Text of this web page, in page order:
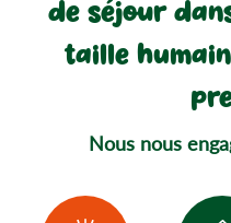
de séjour
taille
Nous nous